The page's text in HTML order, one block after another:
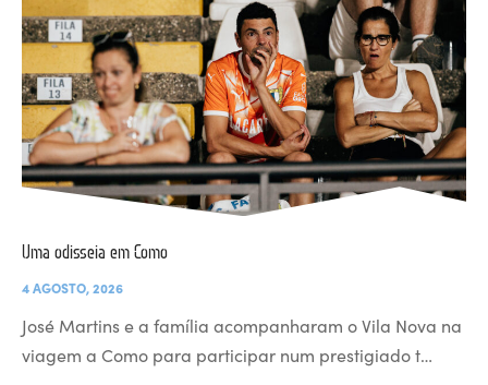
Uma odisseia em Como
4 AGOSTO, 2026
José Martins e a família acompanharam o Vila Nova na
viagem a Como para participar num prestigiado t…